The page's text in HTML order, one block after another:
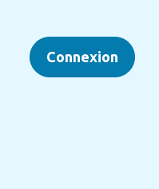
Connexion